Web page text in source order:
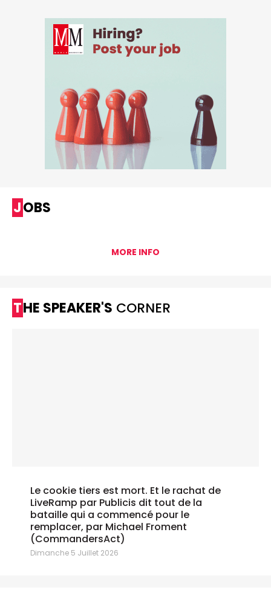
JOBS
MORE INFO
THE SPEAKER'S CORNER
Le cookie tiers est mort. Et le rachat de
LiveRamp par Publicis dit tout de la
bataille qui a commencé pour le
remplacer, par Michael Froment
(CommandersAct)
Dimanche 5 Juillet 2026